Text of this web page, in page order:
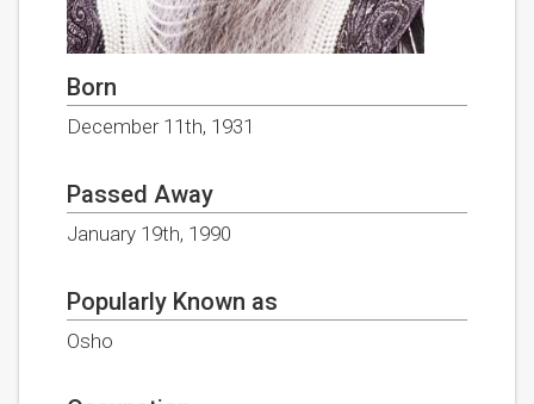
Born
December 11th, 1931
Passed Away
January 19th, 1990
Popularly Known as
Osho